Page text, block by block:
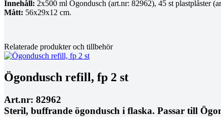
Innehåll: 2x500 ml Ögondusch (art.nr: 82962), 45 st plastplåster
Mått: 56x29x12 cm.
Relaterade produkter och tillbehör
Ögondusch refill, fp 2 st
Art.nr: 82962
Steril, buffrande ögondusch i flaska. Passar till